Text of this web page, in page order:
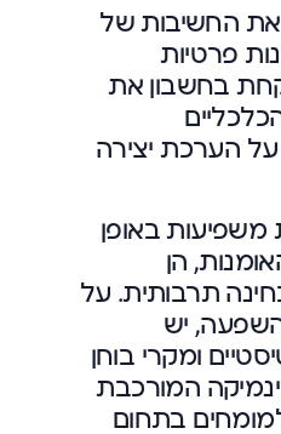
החשיבות של
פרטיות
בחשבון את
הערכת יצירה
משפיעות באופן
הן
תרבותית. על
יש
ומקרי בוחן
המורכבת
בתחום